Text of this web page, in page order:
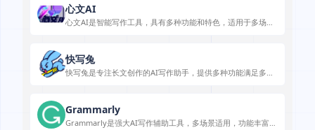
心文AI
心文AI是智能写作工具，具有多种功能和特色，适用于多场
快写兔
快写兔是专注长文创作的AI写作助手，提供多种功能满足多样
Grammarly
Grammarly是强大AI写作辅助工具，多场景适用，功能丰富，